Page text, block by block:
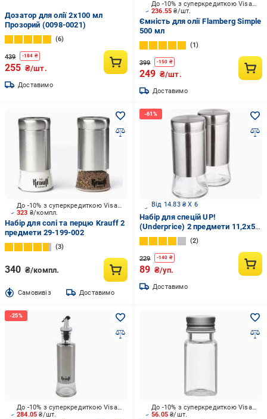
Дозатор для олії 2х100 мл
Прозорий (0098-0021)
6
439 -184 ₴
255 ₴/шт.
Доставимо
236.55₴/шт.
До -10% з суперкредиткою Visa Вигода
Ємність для олії Flamberg Simple
500 мл
1
399 -150 ₴
249 ₴/шт.
Доставимо
323 ₴/компл.
До -10% з суперкредиткою Visa Вигода
Набір для солі та перцю Krauff 2
предмети 29-199-002
3
340 ₴/компл.
Cамовивіз Доставимо
Від 14.83 ₴ X 6
Набір для спецій UP!
(Underprice) 2 предмети 11,2x5,5
см
2
229 -140 ₴
89 ₴/уп.
Доставимо
284.05₴/шт.
До -10% з суперкредиткою Visa Вигода
56.05₴/шт.
До -10% з суперкредиткою Visa Вигода